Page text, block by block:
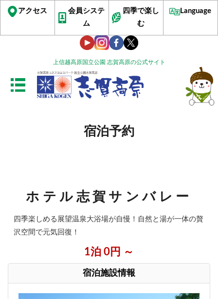
上信越高原国立公園 志賀高原の公式サイト
アクセス
会員システ
ム
四季で楽し
む
Language
宿泊予約
ホテル志賀サンバレー
四季楽しめる展望温泉大浴場が自慢！自然と湯が一体の贅
沢空間で元気回復！
1泊 0円 ～
宿泊施設情報